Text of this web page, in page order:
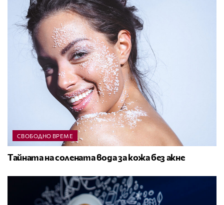
СВОБОДНО ВРЕМЕ
Тайната на солената вода за кожа без акне